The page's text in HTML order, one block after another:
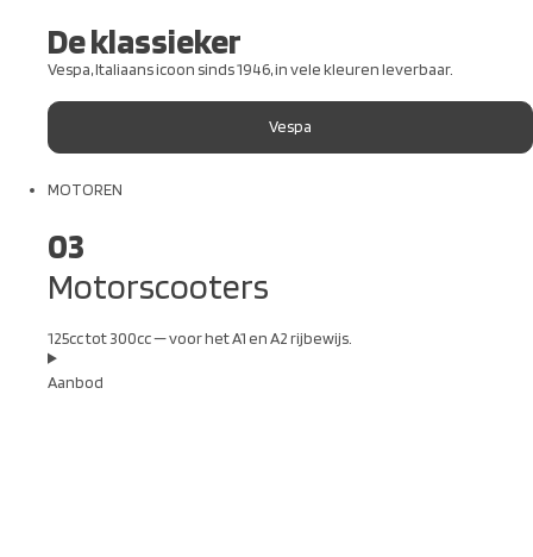
De klassieker
Vespa, Italiaans icoon sinds 1946, in vele kleuren leverbaar.
Vespa
MOTOREN
03
Motorscooters
125cc tot 300cc — voor het A1 en A2 rijbewijs.
Aanbod